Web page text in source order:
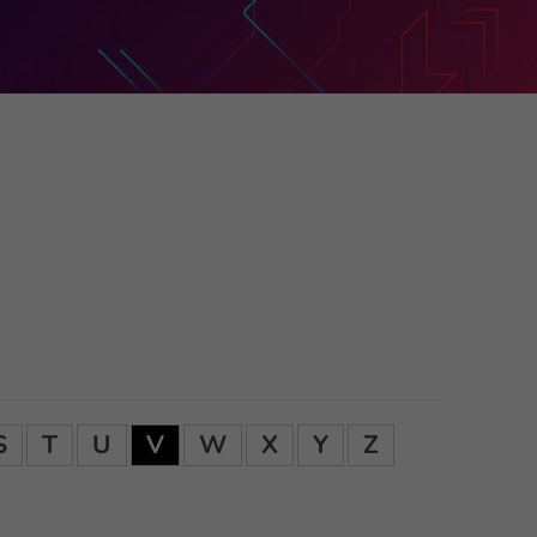
T U V W X Y Z